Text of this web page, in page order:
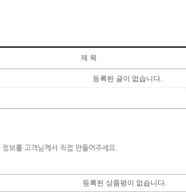
제 목
등록된 글이 없습니다.
등록된 상품평이 없습니다.